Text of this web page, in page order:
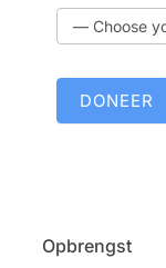
d
e
r
S
DONEER
Opbrengst